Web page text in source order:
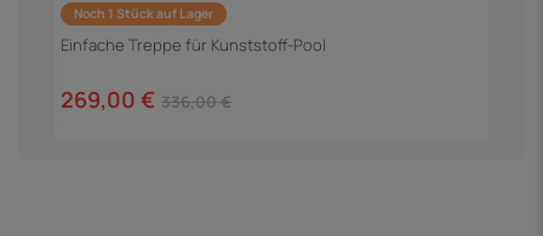
Noch 1 Stück auf Lager
Einfache Treppe für Kunststoff-Pool
269,00 € 336,00 €